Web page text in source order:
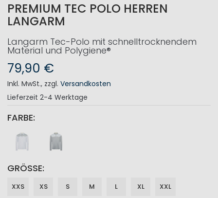
PREMIUM TEC POLO HERREN
LANGARM
Langarm Tec-Polo mit schnelltrocknendem
Material und Polygiene®
79,90 €
Inkl. MwSt., zzgl. Versandkosten
Lieferzeit 2-4 Werktage
FARBE
GRÖSSE
XXS XS S M L XL XXL